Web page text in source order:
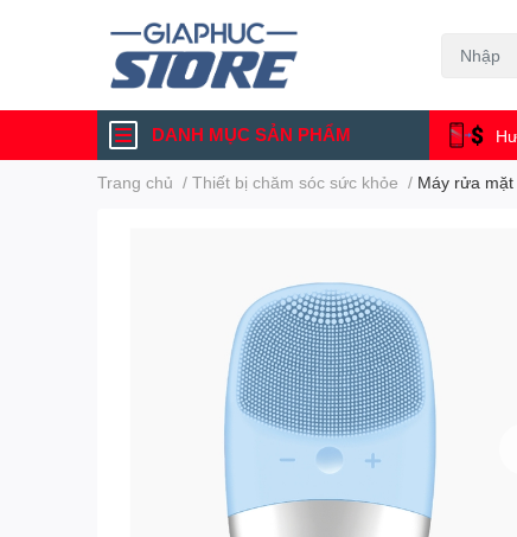
DANH MỤC SẢN PHẨM
Trang chủ / Thiết bị chăm sóc sức khỏe / Máy rửa